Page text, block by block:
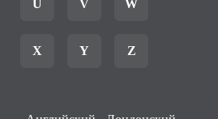
U V W
X Y Z